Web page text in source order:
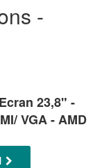
-
23,8" -
VGA - AMD